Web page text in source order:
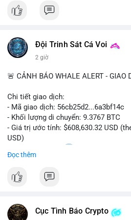
$btc
📰 Nguồn: CoinDesk
Đội Trinh Sát Cá Voi
2 giờ
🚨 CẢNH BÁO WHALE ALERT - GIAO
Chi tiết giao dịch:
- Mã giao dịch: 56cb25d2...6a3bf14c
- Khối lượng di chuyển: 9.3767 BTC
- Giá trị ước tính: $608,630.32 USD
USD)
- Thời gian: 02:20
Nhận định phân tích:
Giao dịch gần 610 nghìn USD được
bình lớn này, khả năng cao là cá voi
Đọc thêm
Cục Tình Báo Crypto